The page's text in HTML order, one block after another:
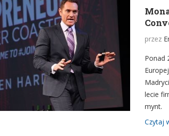
przez
Ponad
lecie
mynt.
Czytaj